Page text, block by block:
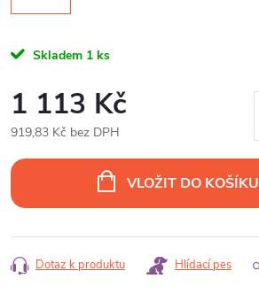
Skladem 1 ks
1 113 Kč
919,83 Kč bez DPH
cena:
VLOŽIT DO KOŠÍKU
Dotaz k produktu Hlídací pes